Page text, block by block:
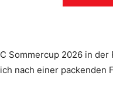
Sommercup 2026 in der
nach einer packenden